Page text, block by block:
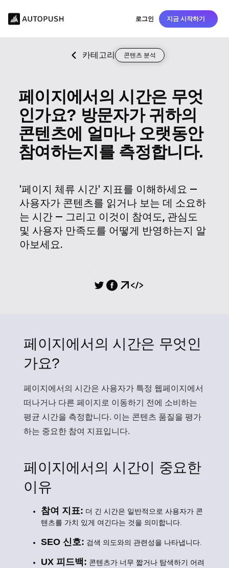
로그인 지금 시작하기
카테고리 콘텐츠 분석
페이지에서의 시간은 무엇
인가요? 방문자가 귀하의
콘텐츠에 얼마나 오랫동안
참여하는지를 측정합니다.
'페이지 체류 시간' 지표를 이해하세요 —
사용자가 콘텐츠를 읽거나 보는 데 소요하
는 시간 — 그리고 이것이 참여도, 관심도
및 사용자 만족도를 어떻게 반영하는지 알
아보세요.
페이지에서의 시간은 무엇인
가요?
페이지에서의 시간은 사용자가 특정 웹페이지에서
떠나거나 다른 페이지로 이동하기 전에 소비하는
평균 시간을 측정합니다. 이는 콘텐츠 품질을 평가
하는 중요한 참여 지표입니다.
페이지에서의 시간이 중요한
이유
참여 지표: 더 긴 시간은 일반적으로 사용자가 콘
텐츠를 가치 있게 여긴다는 것을 의미합니다.
SEO 신호: 검색 의도와의 관련성을 나타냅니다.
UX 피드백: 콘텐츠가 너무 짧거나 탐색하기 어려